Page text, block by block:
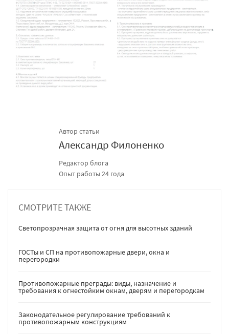
Автор статьи
Александр Филоненко
Редактор блога
Опыт работы 24 года
СМОТРИТЕ ТАКЖЕ
Светопрозрачная защита от огня для высотных зданий
ГОСТы и СП на противопожарные двери, окна и
перегородки
Противопожарные преграды: виды, назначение и
требования к огнестойким окнам, дверям и перегородкам
Законодательное регулирование требований к
противопожарным конструкциям